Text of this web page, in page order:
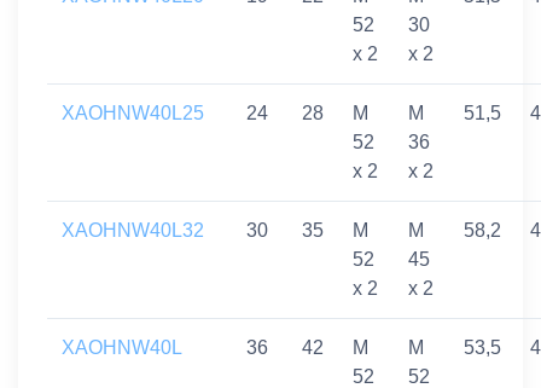
52
x 2
30
x 2
XAOHNW40L25 24 28
M
52
x 2
M
36
x 2
51,5
XAOHNW40L32 30 35
M
52
x 2
M
45
x 2
58,2
XAOHNW40L 36 42
M
52
M
52
53,5